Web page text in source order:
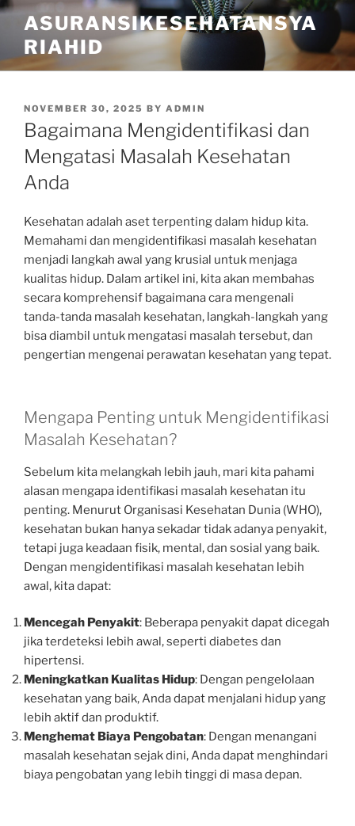
Skip
content
ASURANSIKESEHATANSYA
RIAHID
POSTED
ON
NOVEMBER 30, 2025 BY ADMIN
Bagaimana Mengidentifikasi dan
Mengatasi Masalah Kesehatan
Anda
Kesehatan adalah aset terpenting dalam hidup kita.
Memahami dan mengidentifikasi masalah kesehatan
menjadi langkah awal yang krusial untuk menjaga
kualitas hidup. Dalam artikel ini, kita akan membahas
secara komprehensif bagaimana cara mengenali
tanda-tanda masalah kesehatan, langkah-langkah yang
bisa diambil untuk mengatasi masalah tersebut, dan
pengertian mengenai perawatan kesehatan yang tepat.
Mengapa Penting untuk Mengidentifikasi
Masalah Kesehatan?
Sebelum kita melangkah lebih jauh, mari kita pahami
alasan mengapa identifikasi masalah kesehatan itu
penting. Menurut Organisasi Kesehatan Dunia (WHO),
kesehatan bukan hanya sekadar tidak adanya penyakit,
tetapi juga keadaan fisik, mental, dan sosial yang baik.
Dengan mengidentifikasi masalah kesehatan lebih
awal, kita dapat:
Mencegah Penyakit: Beberapa penyakit dapat dicegah
jika terdeteksi lebih awal, seperti diabetes dan
hipertensi.
Meningkatkan Kualitas Hidup: Dengan pengelolaan
kesehatan yang baik, Anda dapat menjalani hidup yang
lebih aktif dan produktif.
Menghemat Biaya Pengobatan: Dengan menangani
masalah kesehatan sejak dini, Anda dapat menghindari
biaya pengobatan yang lebih tinggi di masa depan.